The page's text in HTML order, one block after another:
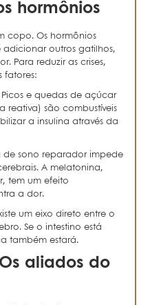
hormônios
copo. Os hormônios
adicionar outros gatilhos,
Para reduzir as crises,
fatores:
Picos e quedas de açúcar
reativa) são combustíveis
a insulina através da
de sono reparador impede
A melatonina,
tem um efeito
a dor.
um eixo direto entre o
Se o intestino está
também estará.
aliados do